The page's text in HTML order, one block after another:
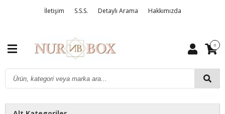
İletişim S.S.S. Detaylı Arama Hakkımızda
0